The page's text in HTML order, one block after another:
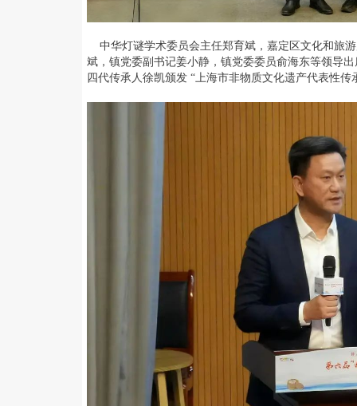
中华灯谜学术委员会主任郑育斌，嘉定区文化和旅
斌，镇党委副书记姜小静，镇党委委员俞海东等领导
四代传承人徐凯颁发 “上海市非物质文化遗产代表性传